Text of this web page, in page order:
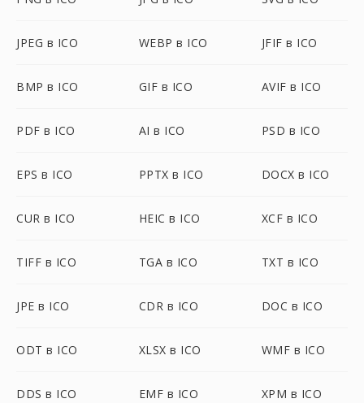
JPEG в ICO WEBP в ICO JFIF в ICO
BMP в ICO GIF в ICO AVIF в ICO
PDF в ICO AI в ICO PSD в ICO
EPS в ICO PPTX в ICO DOCX в ICO
CUR в ICO HEIC в ICO XCF в ICO
TIFF в ICO TGA в ICO TXT в ICO
JPE в ICO CDR в ICO DOC в ICO
ODT в ICO XLSX в ICO WMF в ICO
DDS в ICO EMF в ICO XPM в ICO